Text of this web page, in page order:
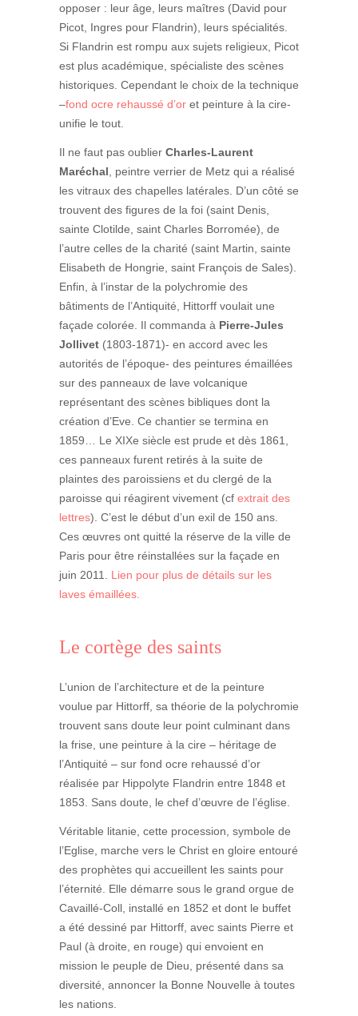
opposer : leur âge, leurs maîtres (David pour
Picot, Ingres pour Flandrin), leurs spécialités.
Si Flandrin est rompu aux sujets religieux, Picot
est plus académique, spécialiste des scènes
historiques. Cependant le choix de la technique
–fond ocre rehaussé d’oret peinture à la cire-
unifie le tout.
Il ne faut pas oublier Charles-Laurent
Maréchal , peintre verrier de Metz qui a réalisé
les vitraux des chapelles latérales. D’un côté se
trouvent des figures de la foi (saint Denis,
sainte Clotilde, saint Charles Borromée), de
l’autre celles de la charité (saint Martin, sainte
Elisabeth de Hongrie, saint François de Sales).
Enfin, à l’instar de la polychromie des
bâtiments de l’Antiquité, Hittorff voulait une
façade colorée. Il commanda à Pierre-Jules
Jollivet(1803-1871)- en accord avec les
autorités de l’époque- des peintures émaillées
sur des panneaux de lave volcanique
représentant des scènes bibliques dont la
création d’Eve. Ce chantier se termina en
1859… Le XIXe siècle est prude et dès 1861,
ces panneaux furent retirés à la suite de
plaintes des paroissiens et du clergé de la
paroisse qui réagirent vivement (cf extrait des
lettres). C’est le début d’un exil de 150 ans.
Ces œuvres ont quitté la réserve de la ville de
Paris pour être réinstallées sur la façade en
juin 2011. Lien pour plus de détails sur les
laves émaillées.
Le cortège des saints
L’union de l’architecture et de la peinture
voulue par Hittorff, sa théorie de la polychromie
trouvent sans doute leur point culminant dans
la frise, une peinture à la cire – héritage de
l’Antiquité – sur fond ocre rehaussé d’or
réalisée par Hippolyte Flandrin entre 1848 et
1853. Sans doute, le chef d’œuvre de l’église.
Véritable litanie, cette procession, symbole de
l’Eglise, marche vers le Christ en gloire entouré
des prophètes qui accueillent les saints pour
l’éternité. Elle démarre sous le grand orgue de
Cavaillé-Coll, installé en 1852 et dont le buffet
a été dessiné par Hittorff, avec saints Pierre et
Paul (à droite, en rouge) qui envoient en
mission le peuple de Dieu, présenté dans sa
diversité, annoncer la Bonne Nouvelle à toutes
les nations.